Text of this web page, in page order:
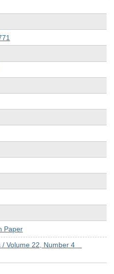
Paper
/ Volume 22, Number 4